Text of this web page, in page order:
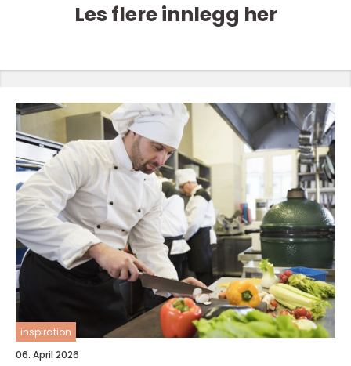
Les flere innlegg her
inspiration
06. April 2026